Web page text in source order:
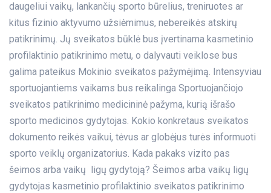
daugeliui vaikų, lankančių sporto būrelius, treniruotes ar
kitus fizinio aktyvumo užsiėmimus, nebereikės atskirų
patikrinimų. Jų sveikatos būklė bus įvertinama kasmetinio
profilaktinio patikrinimo metu, o dalyvauti veiklose bus
galima pateikus Mokinio sveikatos pažymėjimą. Intensyviau
sportuojantiems vaikams bus reikalinga Sportuojančiojo
sveikatos patikrinimo medicininė pažyma, kurią išrašo
sporto medicinos gydytojas. Kokio konkretaus sveikatos
dokumento reikės vaikui, tėvus ar globėjus turės informuoti
sporto veiklų organizatorius. Kada pakaks vizito pas
šeimos arba vaikų ligų gydytoją? Šeimos arba vaikų ligų
gydytojas kasmetinio profilaktinio sveikatos patikrinimo